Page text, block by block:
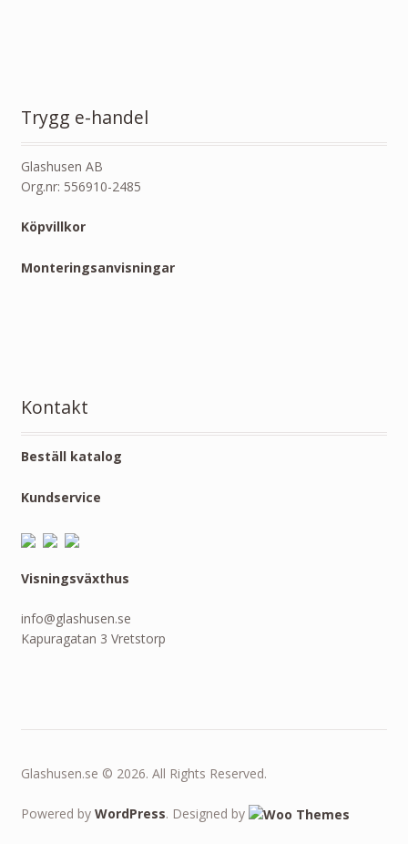
Trygg e-handel
Glashusen AB
Org.nr: 556910-2485
Köpvillkor
Monteringsanvisningar
Kontakt
Beställ katalog
Kundservice
Visningsväxthus
info@glashusen.se
Kapuragatan 3 Vretstorp
Glashusen.se © 2026. All Rights Reserved.
Powered by WordPress. Designed by